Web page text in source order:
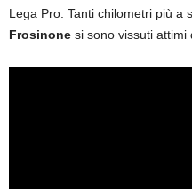
Lega Pro. Tanti chilometri più a
Frosinone si sono vissuti attimi